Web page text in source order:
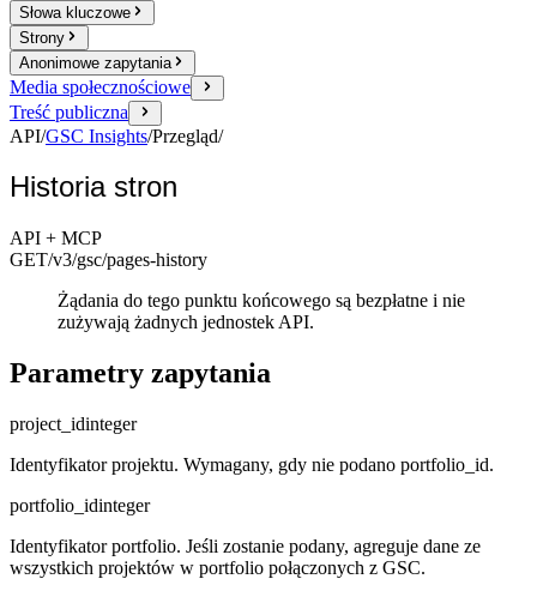
Słowa kluczowe
Strony
Anonimowe zapytania
Media społecznościowe
Treść publiczna
API/GSC Insights/Przegląd/
Historia stron
API + MCP
GET/v3/gsc/pages-history
Żądania do tego punktu końcowego są bezpłatne i nie
zużywają żadnych jednostek API.
Parametry zapytania
project_idinteger
Identyfikator projektu. Wymagany, gdy nie podano portfolio_id.
portfolio_idinteger
Identyfikator portfolio. Jeśli zostanie podany, agreguje dane ze
wszystkich projektów w portfolio połączonych z GSC.